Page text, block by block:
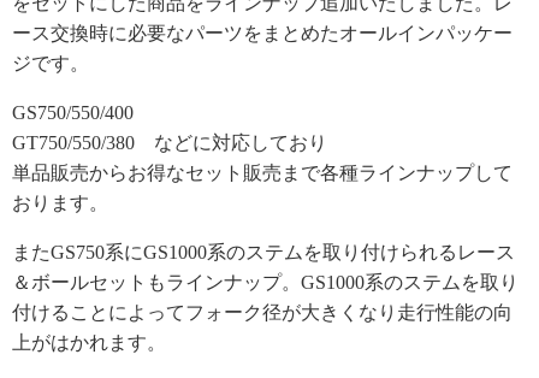
ース交換時に必要なパーツをまとめたオールインパッケー
ジです。
GS750/550/400
GT750/550/380 などに対応しており
単品販売からお得なセット販売まで各種ラインナップして
おります。
またGS750系にGS1000系のステムを取り付けられるレース
＆ボールセットもラインナップ。GS1000系のステムを取り
付けることによってフォーク径が大きくなり走行性能の向
上がはかれます。